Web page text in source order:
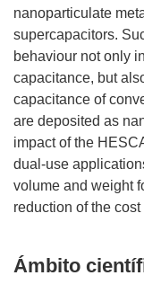
nanoparticulate
supercapacitors.
behaviour not only
capacitance, but
capacitance of
are deposited as
impact of the
dual-use
volume and weight
Ámbito